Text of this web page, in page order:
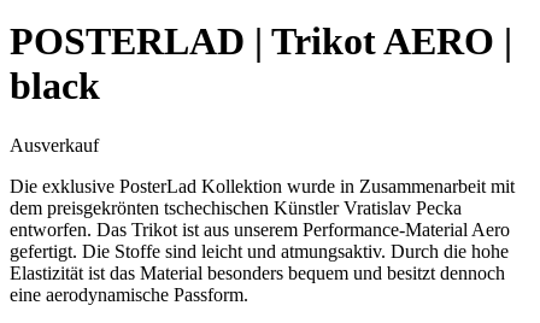
POSTERLAD | Trikot AERO |
black
Ausverkauf
Die exklusive PosterLad Kollektion wurde in Zusammenarbeit mit
dem preisgekrönten tschechischen Künstler Vratislav Pecka
entworfen. Das Trikot ist aus unserem Performance-Material Aero
gefertigt. Die Stoffe sind leicht und atmungsaktiv. Durch die hohe
Elastizität ist das Material besonders bequem und besitzt dennoch
eine aerodynamische Passform.